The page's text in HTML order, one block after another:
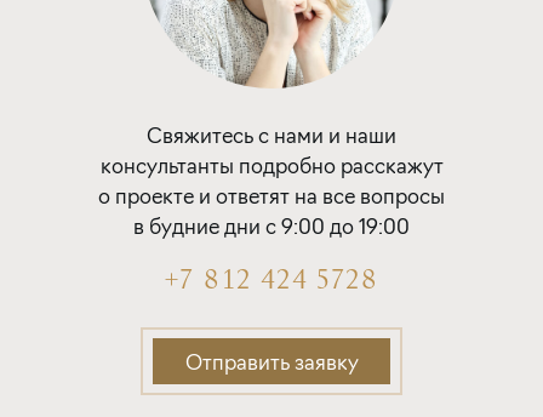
Программа от Сбербанка
Покупка квартиры в строящемся доме
с субсидией от Застройщика
ставка
1-й взнос
до 30 лет
324 132 руб.
Подать заявку
Свяжитесь с нами и наши
консультанты подробно расскажут
о проекте и ответят на все вопросы
в будние дни с 9:00 до 19:00
+7 812 424 5728
Отправить заявку